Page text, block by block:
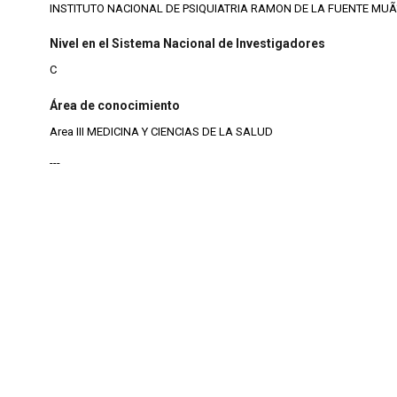
INSTITUTO NACIONAL DE PSIQUIATRIA RAMON DE LA FUENTE
Nivel en el Sistema Nacional de Investigadores
C
Área de conocimiento
Area III MEDICINA Y CIENCIAS DE LA SALUD
---